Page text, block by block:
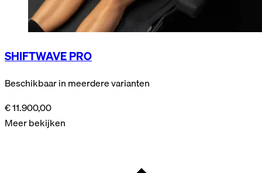
SHIFTWAVE PRO
Beschikbaar in meerdere varianten
€ 11.900,00
Meer bekijken